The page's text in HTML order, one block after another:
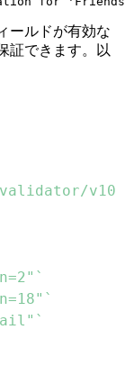
ールドが有効な
証できます。以
v10"